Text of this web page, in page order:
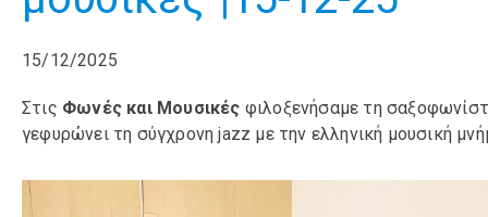
15/12/2025
Στις Φωνές και Μουσικές φιλοξενήσαμε τη
γεφυρώνει τη σύγχρονη jazz με την ελληνική μουσική